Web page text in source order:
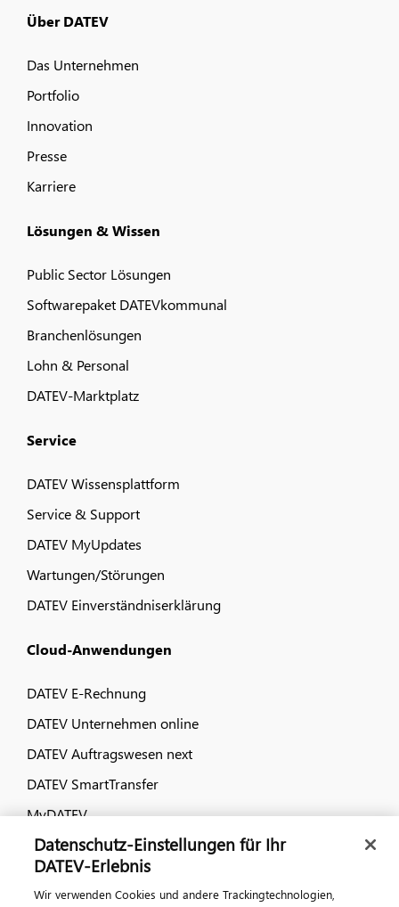
Über DATEV
Das Unternehmen
Portfolio
Innovation
Presse
Karriere
Lösungen & Wissen
Public Sector Lösungen
Softwarepaket DATEVkommunal
Branchenlösungen
Lohn & Personal
DATEV-Marktplatz
Service
DATEV Wissensplattform
Service & Support
DATEV MyUpdates
Wartungen/Störungen
DATEV Einverständniserklärung
Cloud-Anwendungen
DATEV E-Rechnung
DATEV Unternehmen online
DATEV Auftragswesen next
DATEV SmartTransfer
MyDATEV
Dialog & Medien
Veranstaltungen
Datenschutz-Einstellungen für Ihr
DATEV-Erlebnis
Wir verwenden Cookies und andere Trackingtechnologien,